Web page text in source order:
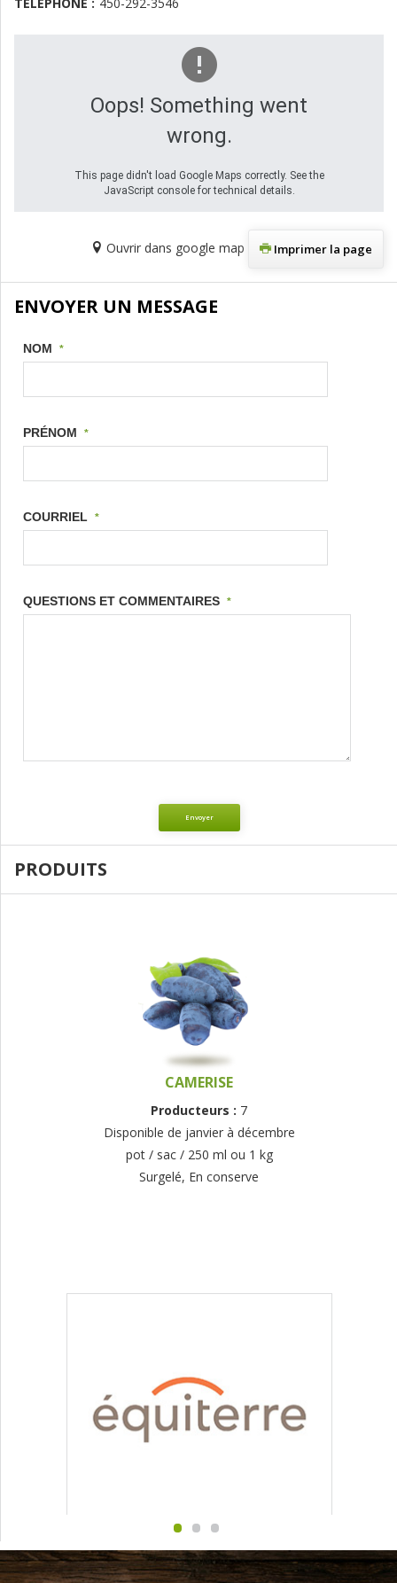
TÉLÉPHONE : 450-292-3546
Oops! Something went
wrong.
This page didn't load Google Maps correctly. See the
JavaScript console for technical details.
Ouvrir dans google map Imprimer la page
ENVOYER UN MESSAGE
NOM *
PRÉNOM *
COURRIEL *
QUESTIONS ET COMMENTAIRES *
Envoyer
PRODUITS
CAMERISE
Producteurs : 7
Disponible de janvier à décembre
pot / sac / 250 ml ou 1 kg
Surgelé, En conserve